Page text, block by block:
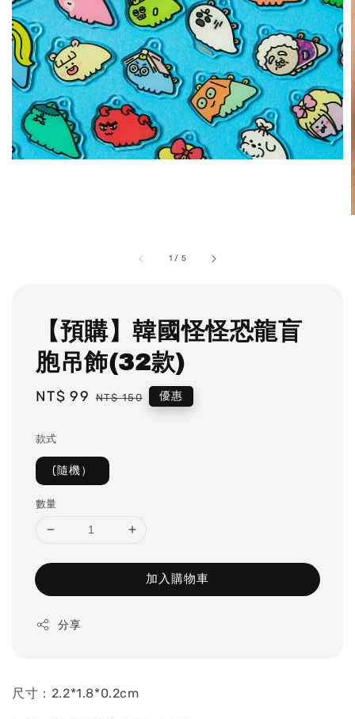
1 / 5
【預購】韓國怪怪恐龍盲
胞吊飾(32款)
Sale
NT$ 99 Regular
NT$ 150 優惠
款式
(隨機）
數量
加入購物車
分享
尺寸：2.2*1.8*0.2cm